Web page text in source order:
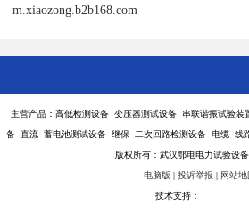
m.xiaozong.b2b168.com
主营产品：高低检测设备 变压器测试设备 串联谐振试验
备 直流 蓄电池测试设备 继保 二次回路检测设备 电缆 线
版权所有：武汉鄂电电力试验设
电脑版 | 投诉举报 | 网站地
技术支持：